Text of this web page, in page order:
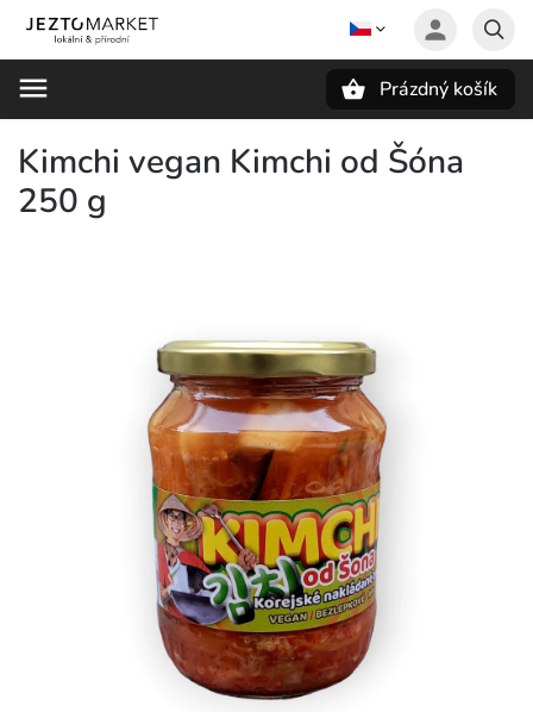
Prázdný košík
Kimchi vegan Kimchi od Šóna
250 g